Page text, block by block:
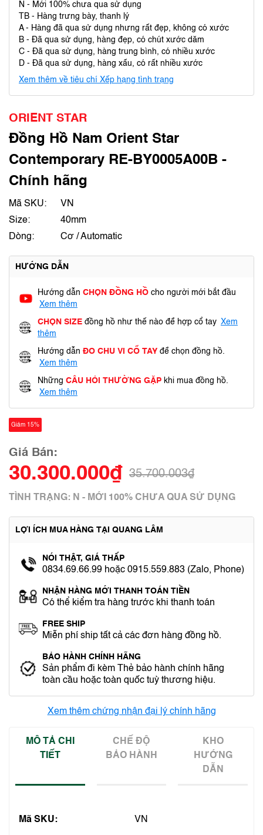
N - Mới 100% chưa qua sử dụng
TB - Hàng trưng bày, thanh lý
A - Hàng đã qua sử dụng nhưng rất đẹp, không có xước
B - Đã qua sử dụng, hàng đẹp, có chút xước dăm
C - Đã qua sử dụng, hàng trung bình, có nhiều xước
D - Đã qua sử dụng, hàng xấu, có rất nhiều xước
Xem thêm về tiêu chí Xếp hạng tình trạng
ORIENT STAR
Đồng Hồ Nam Orient Star
Contemporary RE-BY0005A00B -
Chính hãng
Mã SKU:
VN
Size:
40mm
Dòng:
Cơ / Automatic
HƯỚNG DẪN
Hướng dẫn CHỌN ĐỒNG HỒ cho người mới bắt đầu
Xem thêm
CHỌN SIZE đồng hồ như thế nào để hợp cổ tay Xem
thêm
Hướng dẫn ĐO CHU VI CỔ TAY để chọn đồng hồ.
Xem thêm
Những CÂU HỎI THƯỜNG GẶP khi mua đồng hồ.
Xem thêm
Giảm 15%
Giá Bán:
30.300.000₫ 35.700.003₫
TÌNH TRẠNG: N - MỚI 100% CHƯA QUA SỬ DỤNG
LỢI ÍCH MUA HÀNG TẠI QUANG LÂM
NÓI THẬT, GIÁ THẤP
0834.69.66.99 hoặc 0915.559.883 (Zalo, Phone)
NHẬN HÀNG MỚI THANH TOÁN TIỀN
Có thể kiểm tra hàng trước khi thanh toán
FREE SHIP
Miễn phí ship tất cả các đơn hàng đồng hồ.
BẢO HÀNH CHÍNH HÃNG
Sản phẩm đi kèm Thẻ bảo hành chính hãng
toàn cầu hoặc toàn quốc tuỳ thương hiệu.
Xem thêm chứng nhận đại lý chính hãng
MÔ TẢ CHI
TIẾT
CHẾ ĐỘ
BẢO HÀNH
KHO
HƯỚNG
DẪN
Mã SKU: VN